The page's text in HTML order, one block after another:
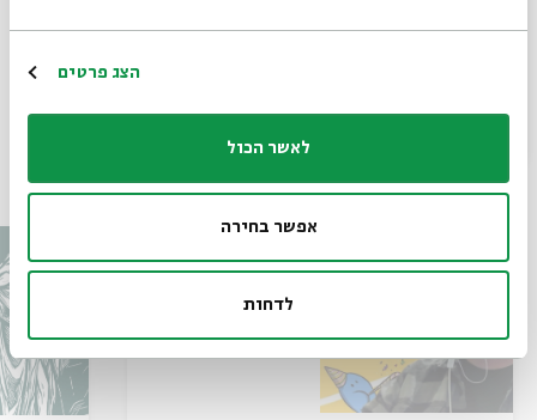
הצג פרטים
לאשר הכול
אפשר בחירה
לדחות
עוד בבית אבי חי